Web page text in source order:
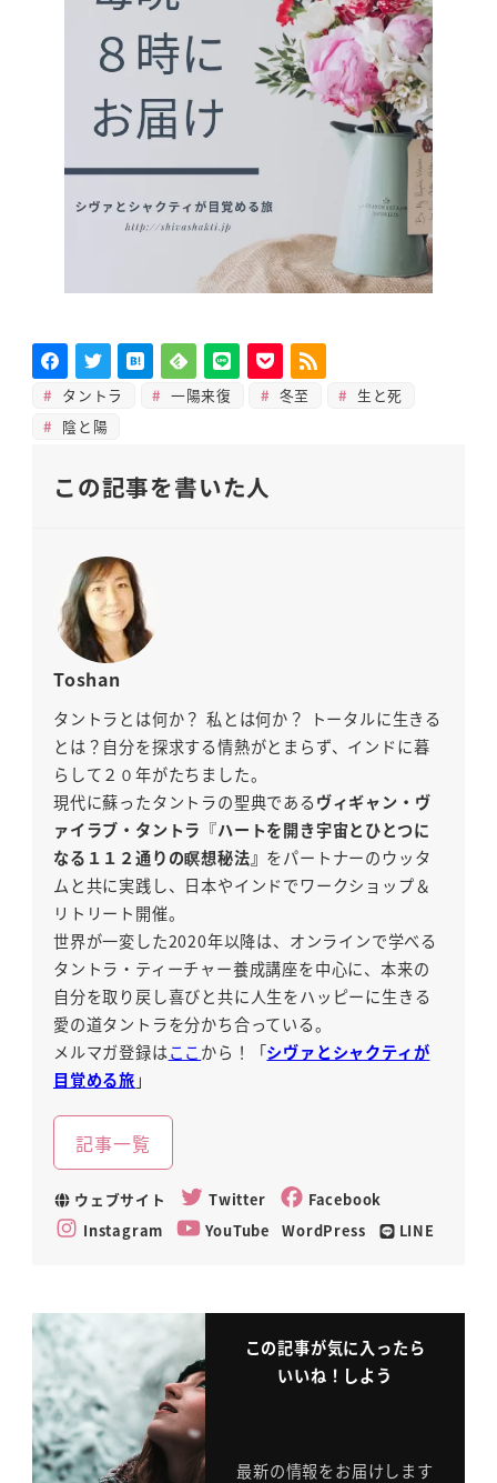
タントラ 一陽来復 冬至
生と死
陰と陽
この記事を書いた人
Toshan
タントラとは何か？ 私とは何か？ トータルに生きる
とは？自分を探求する情熱がとまらず、インドに暮
らして２０年がたちました。
現代に蘇ったタントラの聖典である ヴィギャン・ヴ
ァイラブ・タントラ 『ハートを開き宇宙とひとつに
なる１１２通りの瞑想秘法』 をパートナーのウッタ
ムと共に実践し、日本やインドでワークショップ＆
リトリート開催。
世界が一変した2020年以降は、オンラインで学べる
タントラ・ティーチャー養成講座を中心に、本来の
自分を取り戻し喜びと共に人生をハッピーに生きる
愛の道タントラを分かち合っている。
メルマガ登録はここ から！「シヴァとシャクティが
目覚める旅 」
記事一覧
ウェブサイト Twitter
Facebook
Instagram
YouTube WordPress LINE
この記事が気に入ったら
いいね！しよう
最新の情報をお届けします